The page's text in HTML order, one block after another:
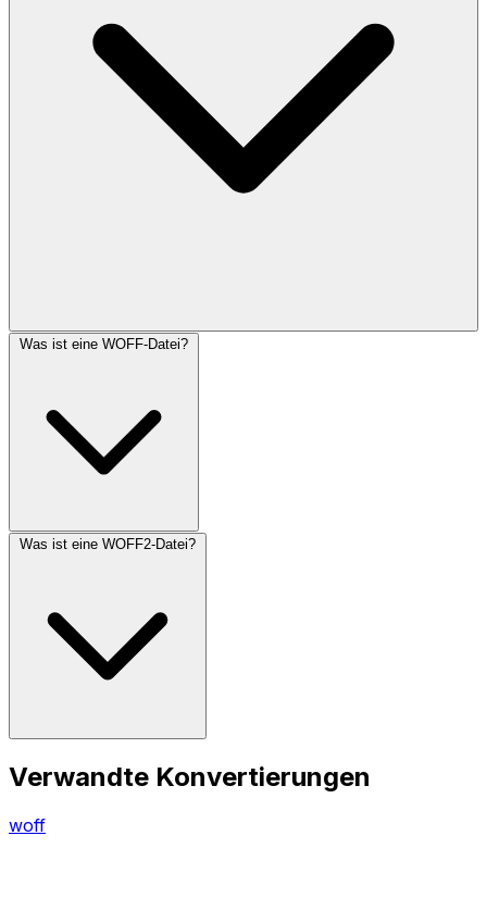
Was ist eine WOFF-Datei?
Was ist eine WOFF2-Datei?
Verwandte Konvertierungen
woff